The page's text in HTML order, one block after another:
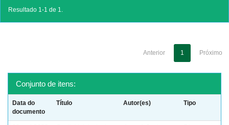
Resultado 1-1 de 1.
Anterior 1 Próximo
Conjunto de itens:
Data do
documento
Título Autor(es) Tipo